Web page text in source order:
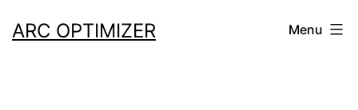
auARC OPTIMIZER Menu